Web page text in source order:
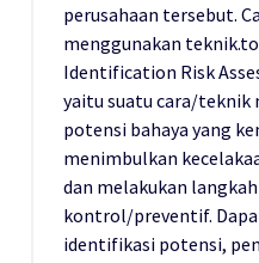
perusahaan tersebut.
menggunakan
Identification Risk
yaitu suatu cara/
potensi bahaya yang
menimbulkan
dan melakukan
kontrol/preventif.
identifikasi potensi,